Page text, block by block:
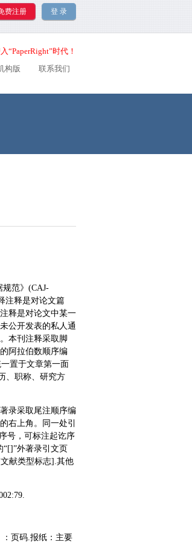
“PaperRight”时代！
构版 联系我们
规范》(CAJ-
注释是对论文篇
释是对论文中某一
公开发表的私人通
本刊注释采取脚
阿拉伯数顺序编
置于文章第一面
、职称、研究方
录采取尾注顺序编
右上角。同一处引
号，可标注起讫序
外著录引文页
献类型标志].其他
页码.报纸：主要